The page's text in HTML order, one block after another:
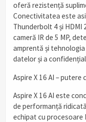
oferă rezistență
Conectivitatea este
Thunderbolt 4 și HDMI
cameră IR de 5 MP,
amprentă și
datelor și a
Aspire X 16 AI –
Aspire X 16 AI este
de performanță
echipat cu procesoare